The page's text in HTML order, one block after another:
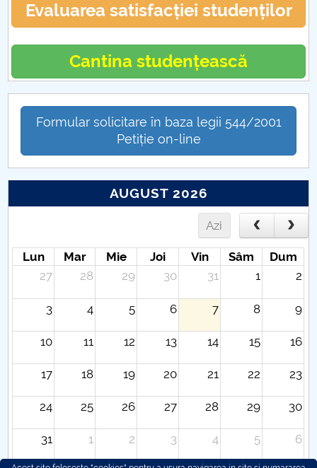
Evaluarea satisfacției studenților
Cantina studențească
Formular solicitare în baza legii 544/2001
Petiție on-line
AUGUST 2026
Azi
Lun Mar Mie Joi Vin Sâm
Dum
27
28 29 30 31 1 2
3 4 5 6 7 8 9
10 11 12 13 14 15 16
17 18 19 20 21 22 23
24 25 26 27 28 29 30
31 1 2 3 4 5 6